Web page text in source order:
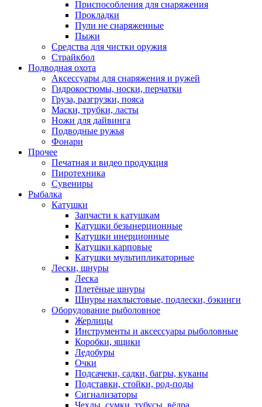
Приспособления для снаряжения
Прокладки
Пули не снаряженные
Пыжи
Средства для чистки оружия
Страйкбол
Подводная охота
Аксессуары для снаряжения и ружей
Гидрокостюмы, носки, перчатки
Груза, разгрузки, пояса
Маски, трубки, ласты
Ножи для дайвинга
Подводные ружья
Фонари
Прочее
Печатная и видео продукция
Пиротехника
Сувениры
Рыбалка
Катушки
Запчасти к катушкам
Катушки безынерционные
Катушки инерционные
Катушки карповые
Катушки мультипликаторные
Лески, шнуры
Леска
Плетёные шнуры
Шнуры нахлыстовые, подлески, бэкинги
Оборудование рыболовное
Жерлицы
Инструменты и аксессуары рыболовные
Коробки, ящики
Ледобуры
Очки
Подсачеки, садки, багры, куканы
Подставки, стойки, род-поды
Сигнализаторы
Чехлы, сумки, тубусы, вёдра